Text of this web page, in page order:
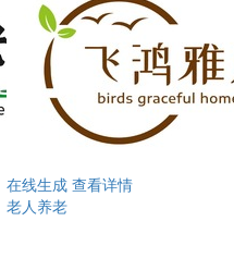
在线生成 查看详情
老人养老